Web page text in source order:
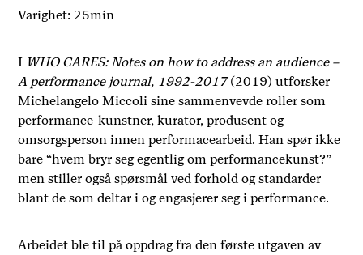
Varighet: 25min
I WHO CARES: Notes on how to address an audience –
A performance journal, 1992-2017(2019) utforsker
Michelangelo Miccoli sine sammenvevde roller som
performance-kunstner, kurator, produsent og
omsorgsperson innen performacearbeid. Han spør ikke
bare “hvem bryr seg egentlig om performancekunst?”
men stiller også spørsmål ved forhold og standarder
blant de som deltar i og engasjerer seg i performance.
Arbeidet ble til på oppdrag fra den første utgaven av